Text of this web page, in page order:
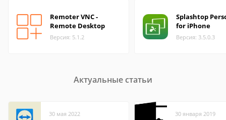
Remoter VNC -
Remote Desktop
Версия: 5.1.2
Splashtop
for iPhone
Версия: 3.5.0.3
Актуальные статьи
30 мая 2022 30 января 2019